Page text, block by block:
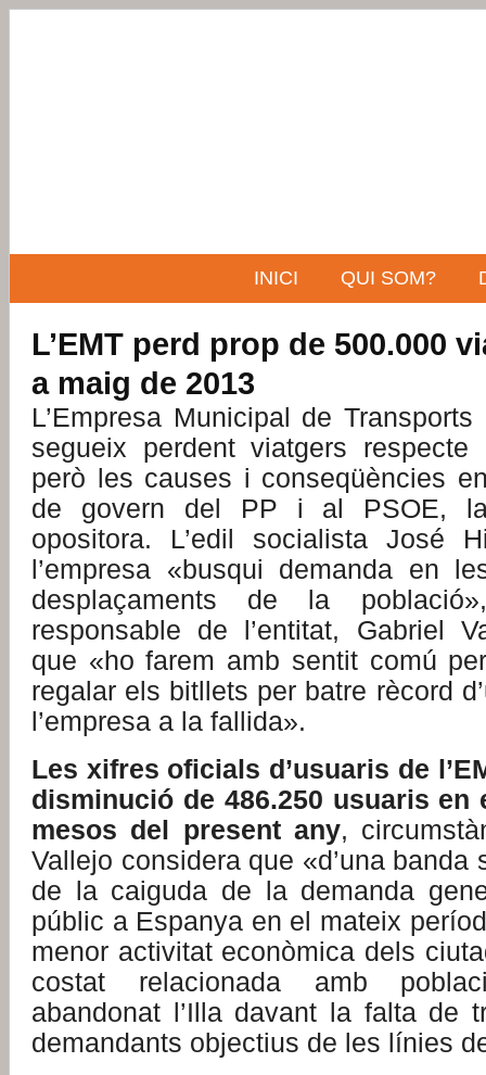
INICI QUI SOM?
L’EMT perd prop de 500.000
a maig de 2013
L’Empresa Municipal de
segueix perdent viatgers
però les causes i conseqüències
de govern del PP i al PSOE,
opositora. L’edil socialista José
l’empresa «busqui demanda en
desplaçaments de la
responsable de l’entitat, Gabriel
que «ho farem amb sentit comú
regalar els bitllets per batre rècord
l’empresa a la fallida».
Les xifres oficials d’usuaris de
disminució de 486.250 usuaris
mesos del present any,
Vallejo considera que «d’una banda
de la caiguda de la demanda
públic a Espanya en el mateix
menor activitat econòmica dels
costat relacionada amb
abandonat l’Illa davant la falta de
demandants objectius de les línies